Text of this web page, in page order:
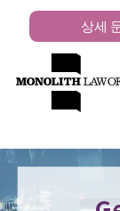
상세